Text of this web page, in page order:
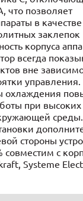
что позволяет
в качестве
заклепок
корпуса
всегда
вне
управления.
охлаждения
при высоких
среды.
стороны
совместим с
Systeme